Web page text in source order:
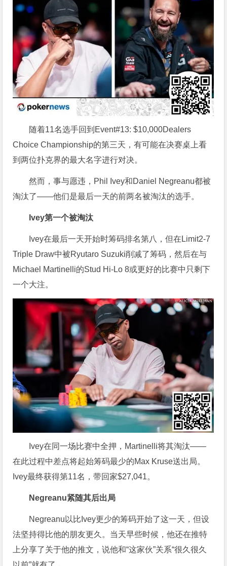
随着11名选手回到Event#13: $10,000Dealers
Choice Championship的第三天，有可能在决赛桌上看
到两位扑克界的最大名字进行对决。
然而，事与愿违，Phil Ivey和Daniel Negreanu都被
淘汰了——他们是最后一天的前两名被淘汰的选手。
Ivey第一个被淘汰
Ivey在最后一天开始时筹码排名第八，但在Limit2-7
Triple Draw中被Ryutaro Suzuki削减了筹码，然后在与
Michael Martinelli的Stud Hi-Lo 8或更好的比赛中只剩下
一个大注。
Ivey在同一场比赛中全押，Martinelli将其淘汰——
在此过程中差点将起始筹码最少的Max Kruse送出局。
Ivey最终获得第11名，带回家$27,041。
Negreanu紧随其后出局
Negreanu以比Ivey更少的筹码开始了这一天，但设
法坚持得比他的朋友更久。当天早些时候，他还在推特
上分享了关于他的推文，说他和“这家伙”关系“很久很久